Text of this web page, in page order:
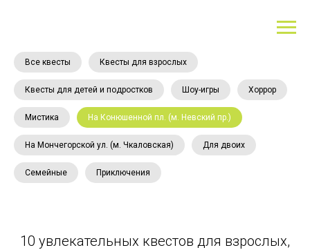
Все квесты Квесты для взрослых
Квесты для детей и подростков Шоу-игры Хоррор
Мистика На Конюшенной пл. (м. Невский пр.)
На Мончегорской ул. (м. Чкаловская) Для двоих
Семейные Приключения
10 увлекательных квестов для взрослых,